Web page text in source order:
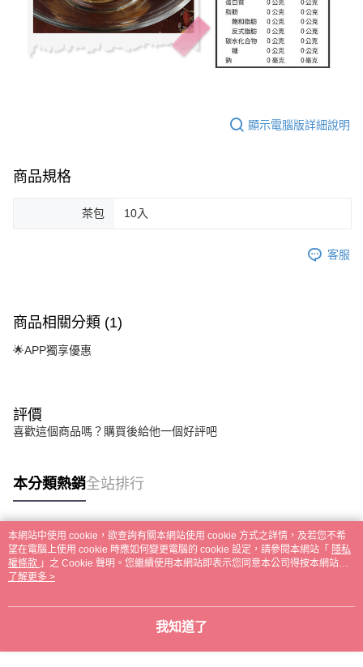
顯示電腦版詳細說明
商品規格
茶包 10入
客服
商品相關分類 (1)
🌟APP獨享優惠
評價
喜歡這個商品嗎？購買後給他一個好評吧
本分類熱銷全站排行
熱門標籤
本網站中使用 cookie，欲查詢有關本網站使用 cookie 方式之詳情，及若您不希
望在電腦上使用 cookie 時應如何變更電腦的 cookie 設定，請參閱本網站「 隱私
權條款 」之 Cookie 聲明。您繼續使用本網站即表示您同意本公司得按本網站使
用條款之 Cookie 聲明使用 cookie。
了解更多 >
我知道了